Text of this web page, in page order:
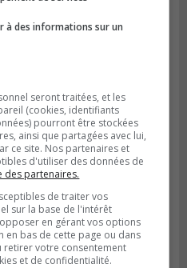
propulse les Ducs
à des informations sur un
seront traitées, et les
(cookies, identifiants
pourront être stockées
ainsi que partagées avec lui,
ce site. Nos partenaires et
d'utiliser des données de
des partenaires.
de traiter vos
sur la base de l'intérêt
en gérant vos options
en bas de cette page ou dans
retirer votre consentement
et de confidentialité.